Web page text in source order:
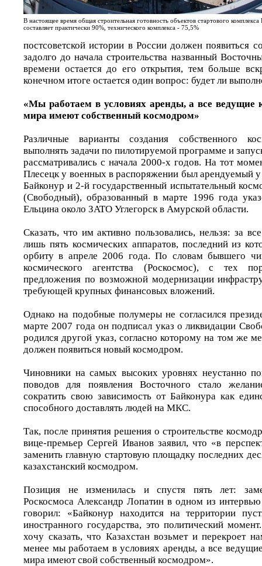
В настоящее время общая строительная готовность объектов стартового
составляет практически 90%, технического комплекса - 75,5%
постсоветской истории в России должен появиться
задолго до начала строительства названный
времени остается до его открытия, тем больше
конечном итоге остается один вопрос: будет ли
«Мы работаем в условиях аренды, а все ведущие
мира имеют собственный космодром»
Различные варианты создания собственного
выполнять задачи по пилотируемой программе и
рассматривались с начала 2000-х годов. На тот
Плесецк у военных в распоряжении был арендуемый
Байконур и 2-й государственный испытательный
(Свободный), образованный в марте 1996 года
Ельцина около ЗАТО Углегорск в Амурской области.
Сказать, что им активно пользовались, нельзя: за
лишь пять космических аппаратов, последний из
орбиту в апреле 2006 года. По словам бывшего
космического агентства (Роскосмос), с тех
предложения по возможной модернизации
требующей крупных финансовых вложений.
Однако на подобные полумеры не согласился
марте 2007 года он подписал указ о ликвидации
родился другой указ, согласно которому на том же
должен появиться новый космодром.
Чиновники на самых высоких уровнях неустанно
поводов для появления Восточного стало
сократить свою зависимость от Байконура как
способного доставлять людей на МКС.
Так, после принятия решения о строительстве
вице-премьер Сергей Иванов заявил, что «в
заменить главную стартовую площадку последних
казахстанский космодром.
Позиция не изменилась и спустя пять лет:
Роскосмоса Александр Лопатин в одном из
говорил: «Байконур находится на территории
иностранного государства, это политический
хочу сказать, что Казахстан возьмет и перекроет
менее мы работаем в условиях аренды, а все
мира имеют свой собственный космодром».